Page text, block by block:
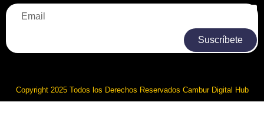
Suscríbete
Copyright 2025 Todos los Derechos Reservados Cambur Digital Hub